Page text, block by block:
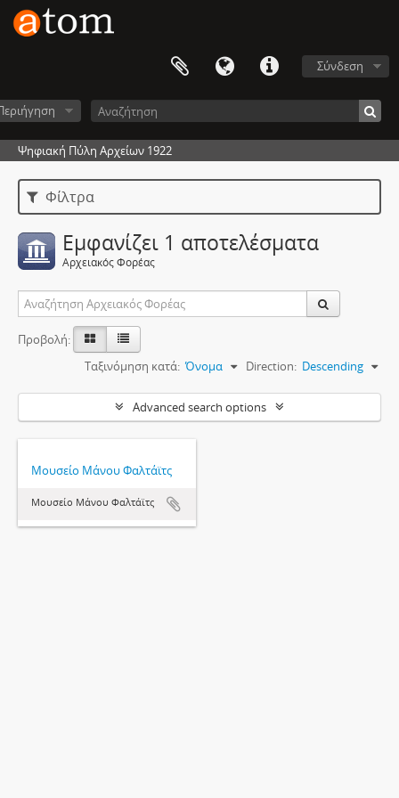
Σύνδεση
Ψηφιακή Πύλη Αρχείων 1922
Φίλτρα
Εμφανίζει 1 αποτελέσματα
Αρχειακός Φορέας
Προβολή:
Ταξινόμηση κατά: Όνομα Direction: Descending
Advanced search options
Μουσείο Μάνου Φαλτάϊτς
Μουσείο Μάνου Φαλτάϊτς